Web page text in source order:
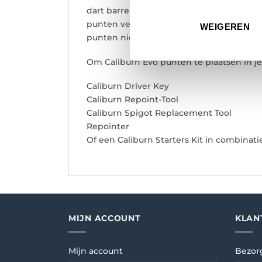
WEIGEREN
dart barrel zit) en een Steel Point
punten vervolgens met de eenvoudig
punten niet
Om Caliburn Evo punten te plaatsen in
Caliburn Driver Key
Caliburn Repoint-Tool
Caliburn Spigot Replacement Tool
Repointer
Of een Caliburn Starters Kit in
MIJN ACCOUNT
Mijn account